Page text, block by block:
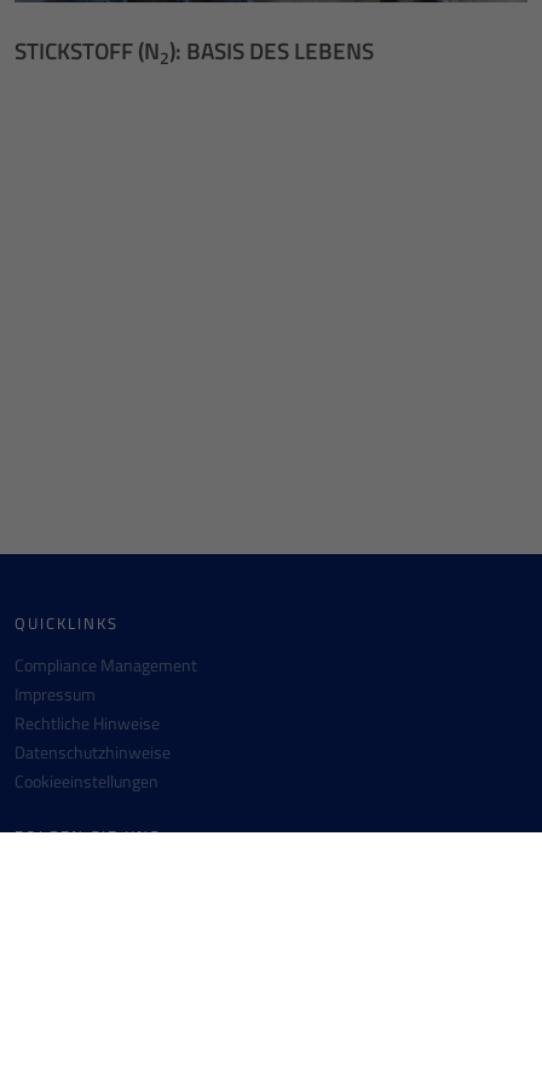
STICKSTOFF (N2): BASIS DES LEBENS
QUICKLINKS
Compliance Management
Impressum
Rechtliche Hinweise
Datenschutzhinweise
Cookieeinstellungen
FOLGEN SIE UNS